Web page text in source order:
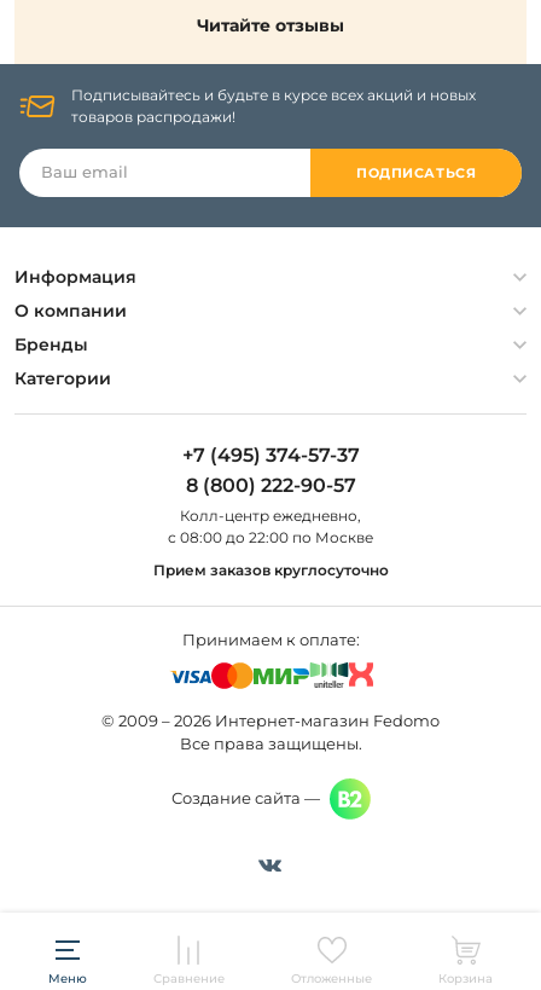
Читайте отзывы
Подписывайтесь и будьте в курсе всех акций и новых
товаров распродажи!
ПОДПИСАТЬСЯ
Информация
Политика конфиденциальности
Гарантия
Оплата и доставка
О компании
О компании
Контакты
Бренды
Artelamp
Категории
Люстры
Уличные светильники
+7 (495) 374-57-37
8 (800) 222-90-57
Колл-центр eжедневно,
с 08:00 до 22:00 по Москве
Прием заказов круглосуточно
Принимаем к оплате:
© 2009 – 2026 Интернет-магазин Fedomo
Все права защищены.
Создание сайта —
Меню Сравнение Отложенные Корзина